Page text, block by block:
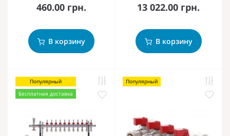
460.00 грн.
В корзину
13 022.00 грн.
В корзину
Популярный
Бесплатная доставка
Популярный